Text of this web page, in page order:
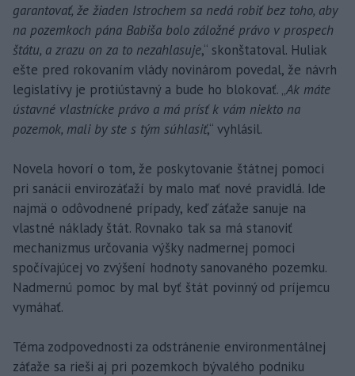
garantovať, že žiaden Istrochem sa nedá robiť bez toho, aby
na pozemkoch pána Babiša bolo záložné právo v prospech
štátu, a zrazu on za to nezahlasuje,“ skonštatoval. Huliak
ešte pred rokovaním vlády novinárom povedal, že návrh
legislatívy je protiústavný a bude ho blokovať. „Ak máte
ústavné vlastnícke právo a má prísť k vám niekto na
pozemok, mali by ste s tým súhlasiť,“ vyhlásil.
Novela hovorí o tom, že poskytovanie štátnej pomoci
pri sanácii envirozáťaží by malo mať nové pravidlá. Ide
najmä o odôvodnené prípady, keď záťaže sanuje na
vlastné náklady štát. Rovnako tak sa má stanoviť
mechanizmus určovania výšky nadmernej pomoci
spočívajúcej vo zvýšení hodnoty sanovaného pozemku.
Nadmernú pomoc by mal byť štát povinný od príjemcu
vymáhať.
Téma zodpovednosti za odstránenie environmentálnej
záťaže sa rieši aj pri pozemkoch bývalého podniku